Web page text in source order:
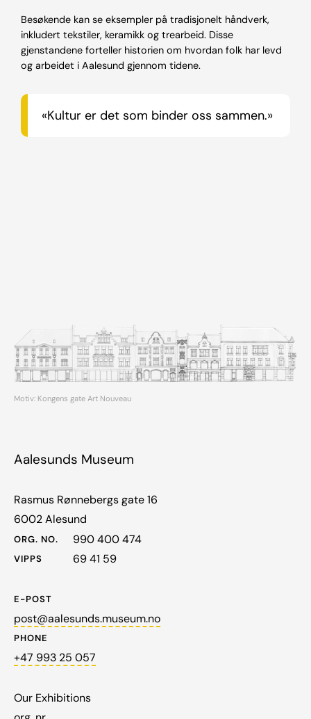
Besøkende kan se eksempler på tradisjonelt håndverk,
inkludert tekstiler, keramikk og trearbeid. Disse
gjenstandene forteller historien om hvordan folk har levd
og arbeidet i Aalesund gjennom tidene.
«Kultur er det som binder oss sammen.»
Motiv: Kongens gate Art Nouveau
Aalesunds Museum
Rasmus Rønnebergs gate 16
6002 Alesund
ORG. NO. 990 400 474
VIPPS 69 41 59
E-POST
post@aalesunds.museum.no
PHONE
+47 993 25 057
Our Exhibitions